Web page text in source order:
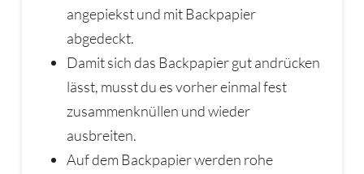
angepiekst und mit Backpapier
abgedeckt.
Damit sich das Backpapier gut andrücken
lässt, musst du es vorher einmal fest
zusammenknüllen und wieder
ausbreiten.
Auf dem Backpapier werden rohe